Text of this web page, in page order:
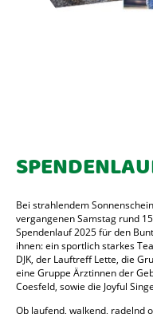
Bei strahlendem
vergangenen Samstag rund
Spendenlauf 2025 für den
ihnen: ein sportlich starkes
DJK, der Lauftreff Lette, die
eine Gruppe Ärztinnen der
Coesfeld, sowie die Joyful
Ob laufend, walkend, radelnd